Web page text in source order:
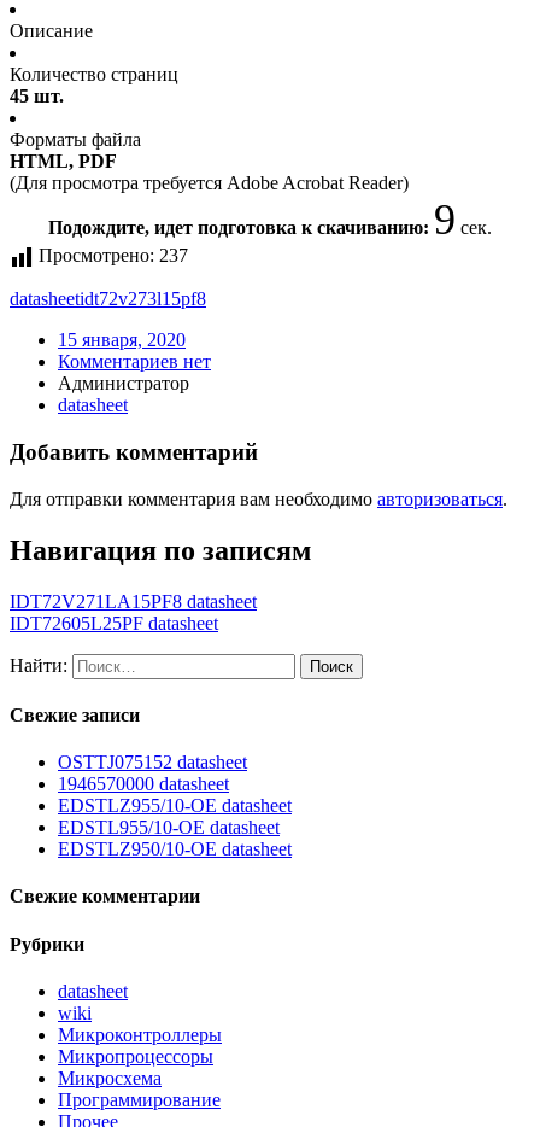
Описание
Количество страниц
45 шт.
Форматы файла
HTML, PDF
(Для просмотра требуется Adobe Acrobat Reader)
Подождите, идет подготовка к скачиванию: 9 сек.
Просмотрено: 237
datasheetidt72v273l15pf8
15 января, 2020
Комментариев нет
Администратор
datasheet
Добавить комментарий
Для отправки комментария вам необходимо авторизоваться.
Навигация по записям
IDT72V271LA15PF8 datasheet
IDT72605L25PF datasheet
Найти:
Свежие записи
OSTTJ075152 datasheet
1946570000 datasheet
EDSTLZ955/10-OE datasheet
EDSTL955/10-OE datasheet
EDSTLZ950/10-OE datasheet
Свежие комментарии
Рубрики
datasheet
wiki
Микроконтроллеры
Микропроцессоры
Микросхема
Программирование
Прочее